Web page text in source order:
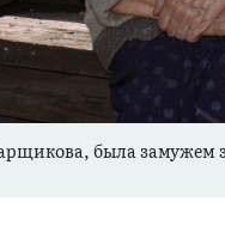
была замужем